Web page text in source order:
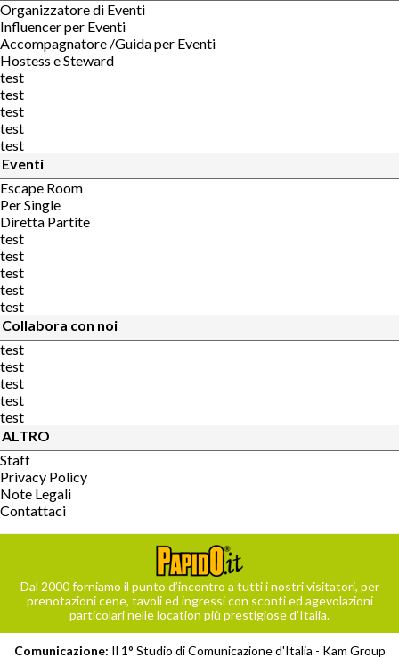
Organizzatore di Eventi
Influencer per Eventi
Accompagnatore /Guida per Eventi
Hostess e Steward
test
test
test
test
test
Eventi
Escape Room
Per Single
Diretta Partite
test
test
test
test
test
Collabora con noi
test
test
test
test
test
ALTRO
Staff
Privacy Policy
Note Legali
Contattaci
Dal 2000 forniamo il punto d’incontro a tutti i nostri visitatori, per
prenotazioni cene, tavoli ed ingressi con sconti ed agevolazioni
particolari nelle location più prestigiose d’Italia.
Comunicazione: Il 1° Studio di Comunicazione d'Italia - Kam Group